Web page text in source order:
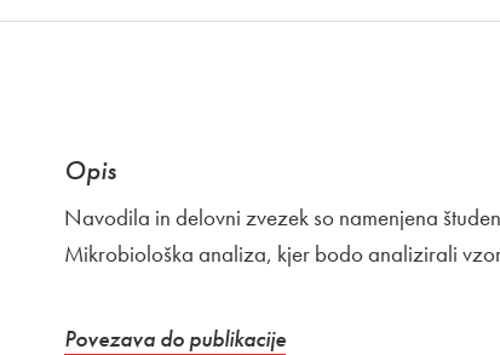
Opis
Navodila in delovni zvezek so namenjena
Mikrobiološka analiza, kjer bodo analizirali
Zunanja povezava na
Povezava do publikacije